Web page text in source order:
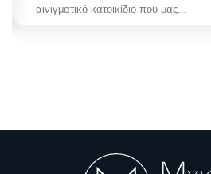
αινιγματικό κατοικίδιο που μας...